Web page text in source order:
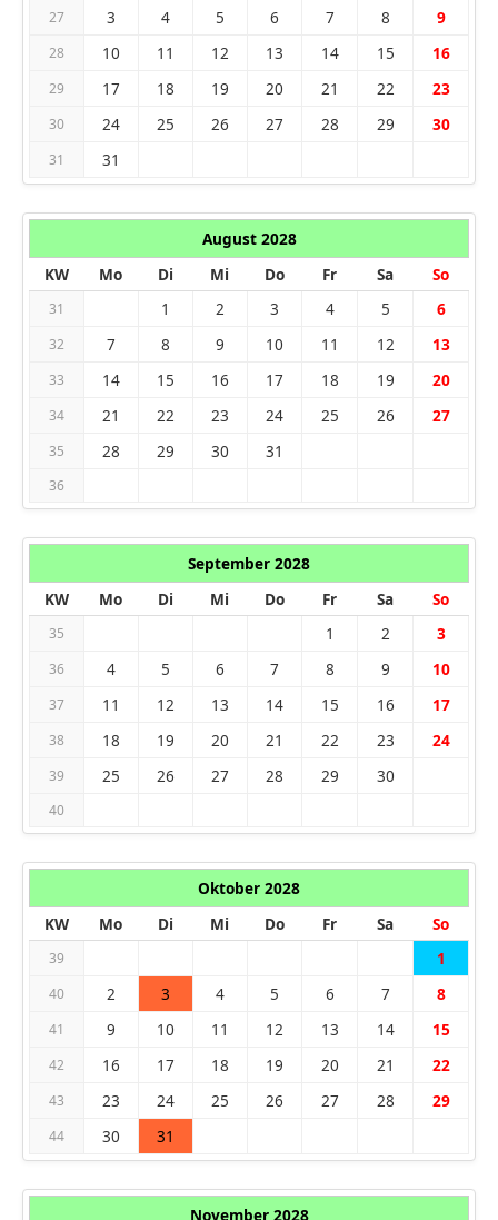
27 3 4 5 6 7 8 9
28 10 11 12 13 14 15 16
29 17 18 19 20 21 22 23
30 24 25 26 27 28 29 30
31 31
August 2028
KW
Mo Di Mi Do Fr Sa So
31 1 2 3 4 5 6
32 7 8 9 10 11 12 13
33 14 15 16 17 18 19 20
34 21 22 23 24 25 26 27
35 28 29 30 31
36
September 2028
KW
Mo Di Mi Do Fr Sa So
35 1 2 3
36 4 5 6 7 8 9 10
37 11 12 13 14 15 16 17
38 18 19 20 21 22 23 24
39 25 26 27 28 29 30
40
Oktober 2028
KW
Mo Di Mi Do Fr Sa So
39 1
40 2 3 4 5 6 7 8
41 9 10 11 12 13 14 15
42 16 17 18 19 20 21 22
43 23 24 25 26 27 28 29
44 30 31
November 2028